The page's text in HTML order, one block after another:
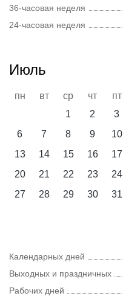
36-часовая неделя
24-часовая неделя
Июль
пн вт ср чт пт
1
2 3
6
7 8 9 10
13
14 15 16 17
20
21 22 23 24
27
28 29 30 31
Календарных дней
Выходных и праздничных
Рабочих дней